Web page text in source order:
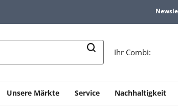
Ihr Combi:
Unsere Märkte Service Nachhaltigkeit